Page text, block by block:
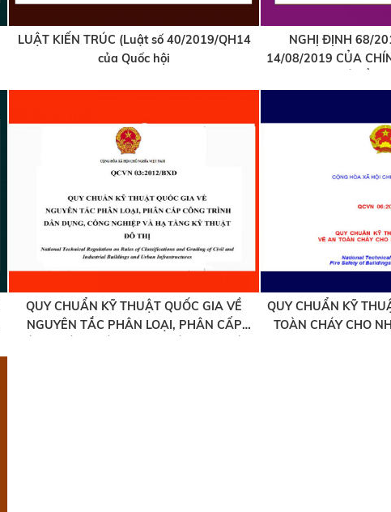
LUẬT KIẾN TRÚC (Luật số 40/2019/QH14
của Quốc hội
NGHỊ ĐỊNH 68/
14/08/2019 CỦA
QUY CHUẨN KỸ THUẬT QUỐC GIA VỀ
NGUYÊN TẮC PHÂN LOẠI, PHÂN CẤP
QUY CHUẨN KỸ
TOÀN CHÁY CHO